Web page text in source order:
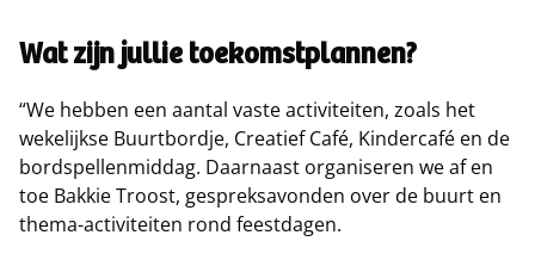
Wat zijn jullie toekomstplannen?
“We hebben een aantal vaste activiteiten, zoals het
wekelijkse Buurtbordje, Creatief Café, Kindercafé en de
bordspellenmiddag. Daarnaast organiseren we af en
toe Bakkie Troost, gespreksavonden over de buurt en
thema-activiteiten rond feestdagen.